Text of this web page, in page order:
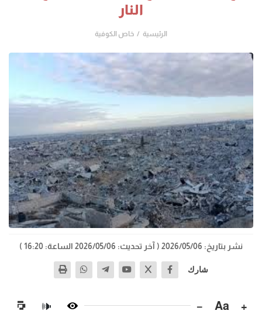
النار
الرئيسية خاص الكوفية
نشر بتاريخ: 2026/05/06 ( آخر تحديث: 2026/05/06 الساعة: 16:20 )
شارك
+
Aa
−
🔊